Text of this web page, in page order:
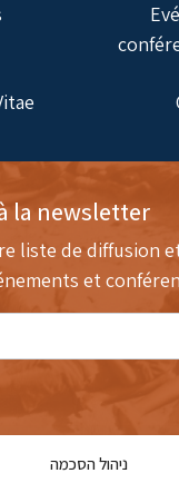
ניהול הסכמה
la newsletter
liste de diffusion
et